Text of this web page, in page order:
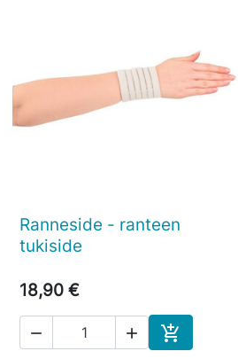
 Pikakatselu
Ranneside - ranteen
tukiside
18,90 €
  
Ostoskoriin